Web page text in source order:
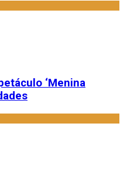
‘Menina